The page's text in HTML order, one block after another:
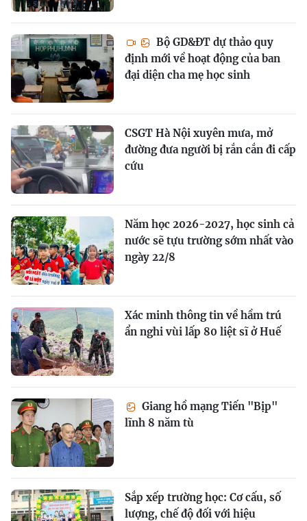
Bộ GD&ĐT dự thảo quy
định mới về hoạt động của ban
đại diện cha mẹ học sinh
CSGT Hà Nội xuyên mưa, mở
đường đưa người bị rắn cắn đi cấp
cứu
Năm học 2026-2027, học sinh cả
nước sẽ tựu trường sớm nhất vào
ngày 22/8
Xác minh thông tin về hầm trú
ẩn nghi vùi lấp 80 liệt sĩ ở Huế
Giang hồ mạng Tiến "Bịp"
lĩnh 8 năm tù
Sắp xếp trường học: Cơ cấu, số
lượng, chế độ đối với hiệu